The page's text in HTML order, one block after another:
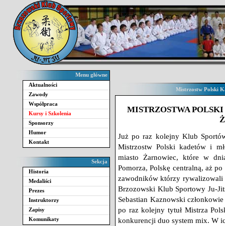
Menu główne
Aktualności
Zawody
Współpraca
Kursy i Szkolenia
Sponsorzy
Humor
Kontakt
Sekcja
Historia
Medaliści
Prezes
Instruktorzy
Zapisy
Komunikaty
Mistrzostw Polski
MISTRZOSTWA
Już po raz kolejny Klub
Mistrzostw Polski kadetów i
miasto Żarnowiec, które w
Pomorza, Polskę centralną, aż
zawodników którzy
Brzozowski Klub Sportowy Ju-
Sebastian Kaznowski
po raz kolejny tytuł Mistrza
konkurencji duo system mix. W